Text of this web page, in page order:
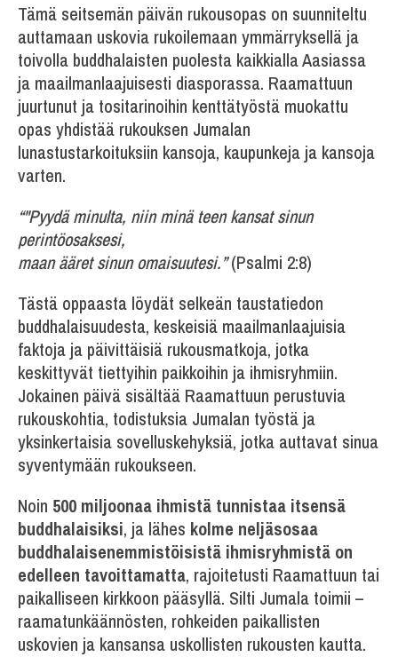
Tämä seitsemän päivän rukousopas on suunniteltu
auttamaan uskovia rukoilemaan ymmärryksellä ja
toivolla buddhalaisten puolesta kaikkialla Aasiassa
ja maailmanlaajuisesti diasporassa. Raamattuun
juurtunut ja tositarinoihin kenttätyöstä muokattu
opas yhdistää rukouksen Jumalan
lunastustarkoituksiin kansoja, kaupunkeja ja kansoja
varten.
“"Pyydä minulta, niin minä teen kansat sinun
perintöosaksesi,
maan ääret sinun omaisuutesi.”(Psalmi 2:8)
Tästä oppaasta löydät selkeän taustatiedon
buddhalaisuudesta, keskeisiä maailmanlaajuisia
faktoja ja päivittäisiä rukousmatkoja, jotka
keskittyvät tiettyihin paikkoihin ja ihmisryhmiin.
Jokainen päivä sisältää Raamattuun perustuvia
rukouskohtia, todistuksia Jumalan työstä ja
yksinkertaisia sovelluskehyksiä, jotka auttavat sinua
syventymään rukoukseen.
Noin 500 miljoonaa ihmistä tunnistaa itsensä
buddhalaisiksi, ja lähes kolme neljäsosaa
buddhalaisenemmistöisistä ihmisryhmistä on
edelleen tavoittamatta, rajoitetusti Raamattuun tai
paikalliseen kirkkoon pääsyllä. Silti Jumala toimii –
raamatunkäännösten, rohkeiden paikallisten
uskovien ja kansansa uskollisten rukousten kautta.